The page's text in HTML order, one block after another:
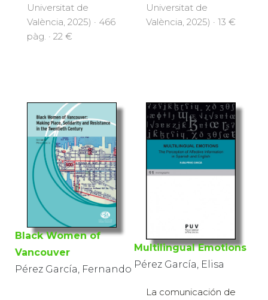
Universitat de
València, 2025) · 466
pàg. · 22 €
Universitat de
València, 2025) · 13 €
Black Women of
Vancouver
Pérez García, Fernando
Multilingual Emotions
Pérez García, Elisa
La comunicación de